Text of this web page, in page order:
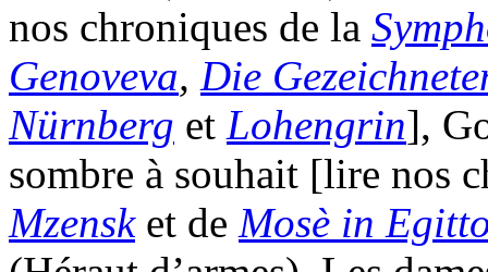
nos chroniques de la
Genoveva, Die
Nürnberg et Lohengrin],
sombre à souhait [lire nos
Mzensket de Mosè in